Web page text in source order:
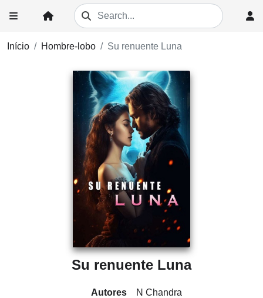
Início Hombre-lobo Su renuente Luna
Su renuente Luna
Autores
N Chandra